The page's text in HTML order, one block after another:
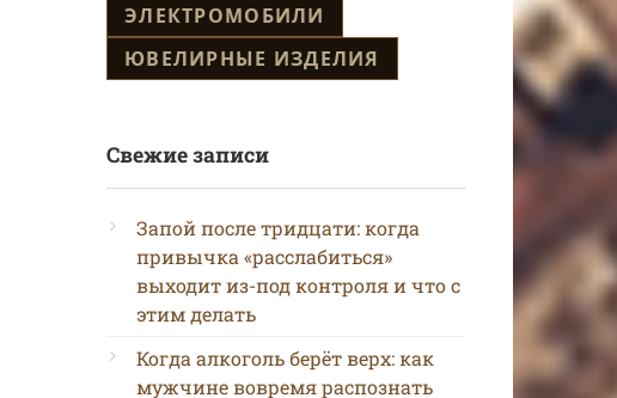
ЭЛЕКТРОМОБИЛИ
ЮВЕЛИРНЫЕ ИЗДЕЛИЯ
Свежие записи
Запой после тридцати: когда
привычка «расслабиться»
выходит из-под контроля и что с
этим делать
Когда алкоголь берёт верх: как
мужчине вовремя распознать